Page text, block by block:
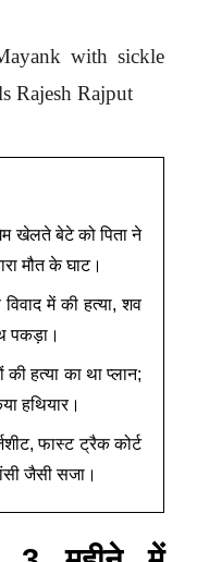
खेलते बेटे को पिता ने
मौत के घाट।
में की हत्या, शव
पकड़ा।
हत्या का था प्लान;
हथियार।
फास्ट ट्रैक कोर्ट
जैसी सजा।